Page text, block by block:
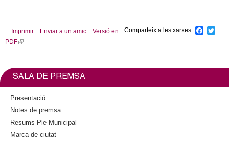
Comparteix a les xarxes:
k
Imprimir Enviar a un amic
Versió en
PDF(
n
i
t
SALA DE PREMSA
Presentació
Notes de premsa
Resums Ple Municipal
Marca de ciutat